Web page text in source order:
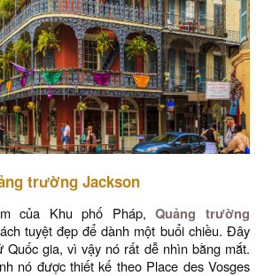
trường Jackson
của Khu phố Pháp,Quảng trường
tuyệt đẹp để dành một buổi chiều. Đây
Quốc gia, vì vậy nó rất dễ nhìn bằng mắt.
nó được thiết kế theo Place des Vosges